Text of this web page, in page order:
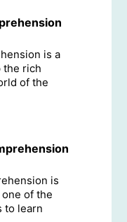
is a
the rich
of the
is
of the
to learn